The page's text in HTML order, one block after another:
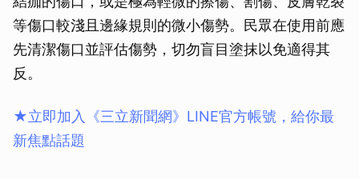
等傷口較淺且邊緣規則的微小傷勢。民眾在使用前應
先清潔傷口並評估傷勢，切勿盲目塗抹以免適得其
反。
★立即加入《三立新聞網》LINE官方帳號，給你最
新焦點話題